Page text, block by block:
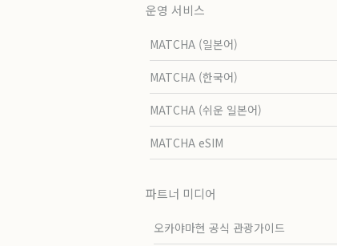
운영 서비스
MATCHA (일본어)
MATCHA (한국어)
MATCHA (쉬운 일본어)
MATCHA eSIM
파트너 미디어
오카야마현 공식 관광가이드